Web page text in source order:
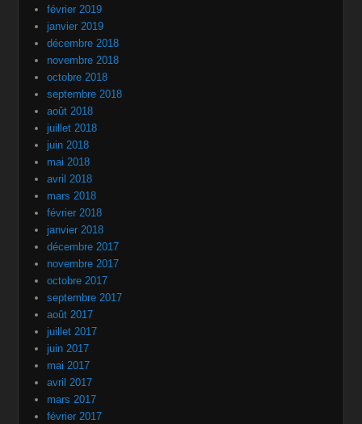
février 2019
janvier 2019
décembre 2018
novembre 2018
octobre 2018
septembre 2018
août 2018
juillet 2018
juin 2018
mai 2018
avril 2018
mars 2018
février 2018
janvier 2018
décembre 2017
novembre 2017
octobre 2017
septembre 2017
août 2017
juillet 2017
juin 2017
mai 2017
avril 2017
mars 2017
février 2017